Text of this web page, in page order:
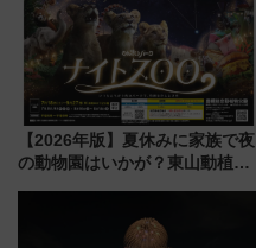
【2026年版】夏休みに家族で夜
の動物園はいかが？東山動植物